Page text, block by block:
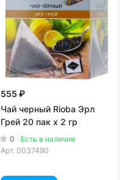
555 ₽
Чай черный Rioba Эрл
Грей 20 пак х 2 гр
0
Есть в наличии
Арт. 0037490